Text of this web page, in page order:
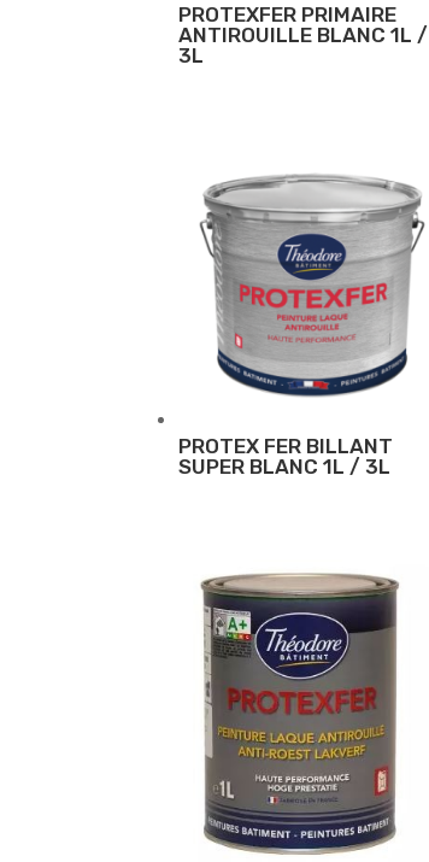
PROTEXFER PRIMAIRE
ANTIROUILLE BLANC 1L /
3L
PROTEX FER BILLANT
SUPER BLANC 1L / 3L